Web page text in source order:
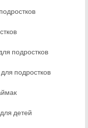
подростков
подростков
детей